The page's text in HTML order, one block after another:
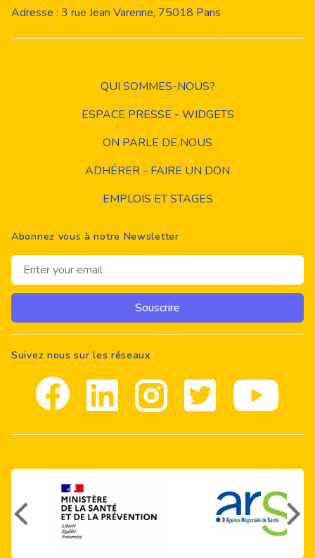
Adresse : 3 rue Jean Varenne, 75018 Paris
QUI SOMMES-NOUS?
ESPACE PRESSE - WIDGETS
ON PARLE DE NOUS
ADHÉRER - FAIRE UN DON
EMPLOIS ET STAGES
Abonnez vous à notre Newsletter
Email address
Souscrire
Suivez nous sur les réseaux
Facebook Linkedin Instagram Twitter youtube